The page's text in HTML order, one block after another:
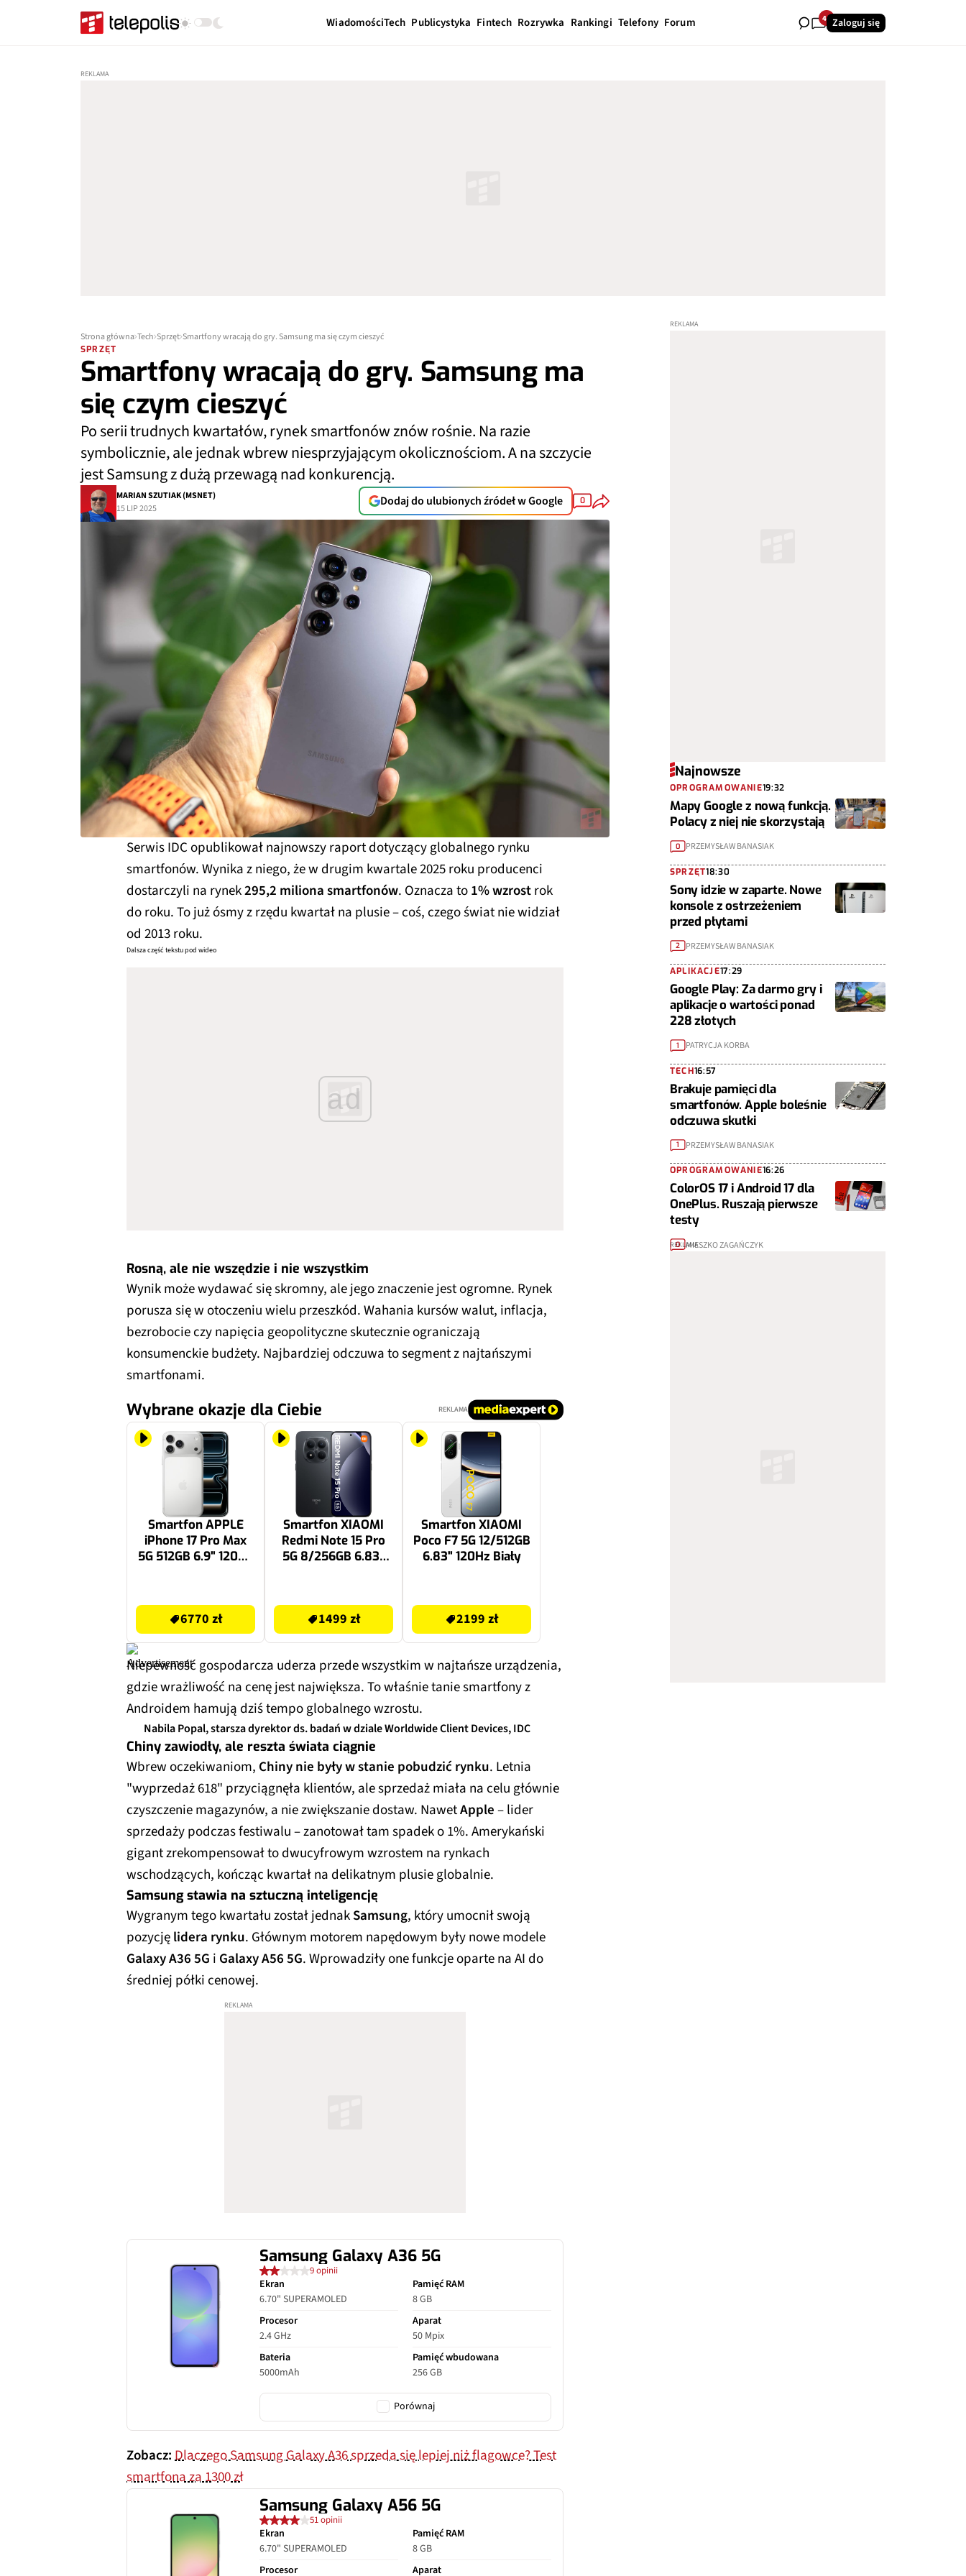
WiadomościTech Publicystyka Fintech Rozrywka Rankingi Telefony Forum 44Zaloguj się
Strona główna Tech Sprzęt Smartfony wracają do gry. Samsung ma się czym cieszyć
SPRZĘT
Smartfony wracają do gry. Samsung ma
się czym cieszyć
Po serii trudnych kwartałów, rynek smartfonów znów rośnie. Na razie
symbolicznie, ale jednak wbrew niesprzyjającym okolicznościom. A na szczycie
jest Samsung z dużą przewagą nad konkurencją.
MARIAN SZUTIAK (MSNET)
15 LIP 2025
Dodaj do ulubionych źródeł w Google 0
Serwis IDC opublikował najnowszy raport dotyczący globalnego rynku
smartfonów. Wynika z niego, że w drugim kwartale 2025 roku producenci
dostarczyli na rynek295,2 miliona smartfonów. Oznacza to1% wzrostrok
do roku. To już ósmy z rzędu kwartał na plusie – coś, czego świat nie widział
od 2013 roku.
Dalsza część tekstu pod wideo
ad
Rosną, ale nie wszędzie i nie wszystkim
Wynik może wydawać się skromny, ale jego znaczenie jest ogromne. Rynek
porusza się w otoczeniu wielu przeszkód. Wahania kursów walut, inflacja,
bezrobocie czy napięcia geopolityczne skutecznie ograniczają
konsumenckie budżety. Najbardziej odczuwa to segment z najtańszymi
smartfonami.
Wybrane okazje dla Ciebie REKLAMA
Smartfon APPLE
iPhone 17 Pro Max
5G 512GB 6.9" 120Hz
6770 zł
Smartfon XIAOMI
Redmi Note 15 Pro
5G 8/256GB 6.83"
1499 zł
Smartfon XIAOMI
Poco F7 5G 12/512GB
6.83" 120Hz Biały
2199 zł
Niepewność gospodarcza uderza przede wszystkim w najtańsze urządzenia,
gdzie wrażliwość na cenę jest największa. To właśnie tanie smartfony z
Androidem hamują dziś tempo globalnego wzrostu.
Nabila Popal, starsza dyrektor ds. badań w dziale Worldwide Client Devices, IDC
Chiny zawiodły, ale reszta świata ciągnie
Wbrew oczekiwaniom, Chiny nie były w stanie pobudzić rynku. Letnia
"wyprzedaż 618" przyciągnęła klientów, ale sprzedaż miała na celu głównie
czyszczenie magazynów, a nie zwiększanie dostaw. NawetApple– lider
sprzedaży podczas festiwalu – zanotował tam spadek o 1%. Amerykański
gigant zrekompensował to dwucyfrowym wzrostem na rynkach
wschodzących, kończąc kwartał na delikatnym plusie globalnie.
Samsung stawia na sztuczną inteligencję
Wygranym tego kwartału został jednakSamsung, który umocnił swoją
pozycjęlidera rynku. Głównym motorem napędowym były nowe modele
Galaxy A36 5G i Galaxy A56 5G. Wprowadziły one funkcje oparte na AI do
średniej półki cenowej.
Samsung Galaxy A36 5G
9 opinii
Ekran
6.70" SUPERAMOLED
Pamięć RAM
8 GB
Procesor
2.4 GHz
Aparat
50 Mpix
Bateria
5000mAh
Pamięć wbudowana
256 GB
Porównaj
Zobacz:Dlaczego Samsung Galaxy A36 sprzeda się lepiej niż flagowce? Test
smartfona za 1300 zł
Samsung Galaxy A56 5G
51 opinii
Ekran
6.70" SUPERAMOLED
Pamięć RAM
8 GB
Procesor
Aparat
Najnowsze
OPROGRAMOWANIE19:32
Mapy Google z nową funkcją.
Polacy z niej nie skorzystają
0 PRZEMYSŁAW BANASIAK
SPRZĘT18:30
Sony idzie w zaparte. Nowe
konsole z ostrzeżeniem
przed płytami
2 PRZEMYSŁAW BANASIAK
APLIKACJE17:29
Google Play: Za darmo gry i
aplikacje o wartości ponad
228 złotych
1 PATRYCJA KORBA
TECH16:57
Brakuje pamięci dla
smartfonów. Apple boleśnie
odczuwa skutki
1 PRZEMYSŁAW BANASIAK
OPROGRAMOWANIE16:26
ColorOS 17 i Android 17 dla
OnePlus. Ruszają pierwsze
testy
0 MIESZKO ZAGAŃCZYK